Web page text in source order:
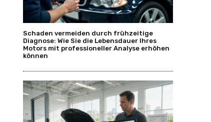
Schaden vermeiden durch frühzeitige
Diagnose: Wie Sie die Lebensdauer Ihres
Motors mit professioneller Analyse erhöhen
können